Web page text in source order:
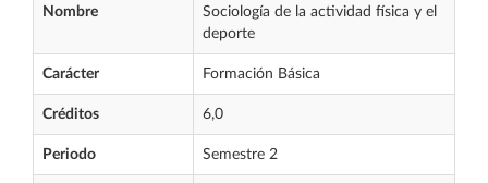
Nombre
Sociología de la actividad física y el
deporte
Carácter Formación Básica
Créditos 6,0
Periodo Semestre 2